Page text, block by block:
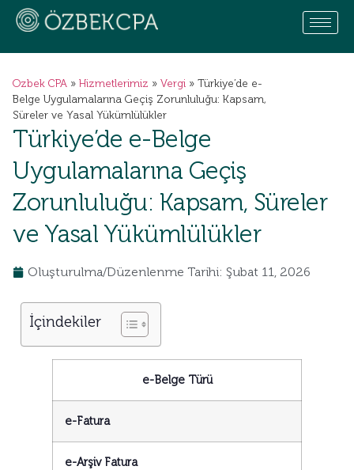
Ozbek CPA » Hizmetlerimiz » Vergi » Türkiye’de e-
Belge Uygulamalarına Geçiş Zorunluluğu: Kapsam,
Süreler ve Yasal Yükümlülükler
Türkiye’de e-Belge
Uygulamalarına Geçiş
Zorunluluğu: Kapsam, Süreler
ve Yasal Yükümlülükler
Oluşturulma/Düzenlenme Tarihi: Şubat 11, 2026
İçindekiler
e-Belge Türü
e-Fatura
e-Arşiv Fatura